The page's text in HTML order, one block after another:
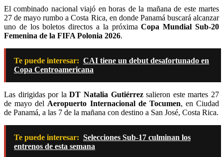
El combinado nacional viajó en horas de la mañana de este martes
27 de mayo rumbo a Costa Rica, en donde Panamá buscará alcanzar
uno de los boletos directos a la próximaCopa Mundial Sub-20
Femenina de la FIFA Polonia 2026.
Te puede interesar: CAI tiene un debut desafortunado en
Copa Centroamericana
Las dirigidas por laDT Natalia Gutiérrezsalieron este martes 27
de mayo del Aeropuerto Internacional de Tocumen, en Ciudad
de Panamá, a las 7 de la mañana con destino a San José, Costa Rica.
Te puede interesar: Selecciones Sub-17 culminan los
entrenos de esta semana